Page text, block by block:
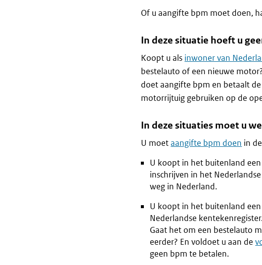
Of u aangifte bpm moet doen,
In deze situatie hoeft u
Koopt u als inwoner van
bestelauto of een nieuwe
doet aangifte bpm en betaalt
motorrijtuig gebruiken op de
In deze situaties moet u
U moetaangifte bpm doen in
U koopt in het buitenland
inschrijven in het
weg in Nederland.
U koopt in het buitenland
Nederlandse
Gaat het om een bestelauto
eerder? En voldoet u aan de
geen bpm te betalen.